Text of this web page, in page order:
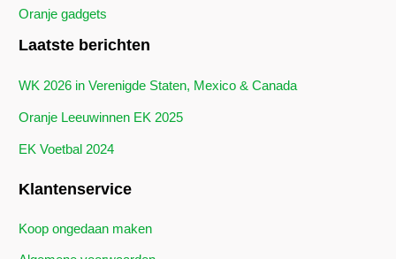
Oranje gadgets
Laatste berichten
WK 2026 in Verenigde Staten, Mexico & Canada
Oranje Leeuwinnen EK 2025
EK Voetbal 2024
Klantenservice
Koop ongedaan maken